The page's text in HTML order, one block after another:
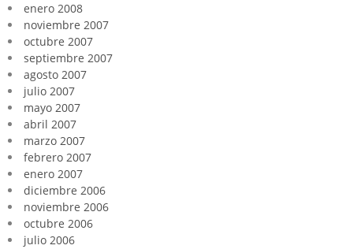
enero 2008
noviembre 2007
octubre 2007
septiembre 2007
agosto 2007
julio 2007
mayo 2007
abril 2007
marzo 2007
febrero 2007
enero 2007
diciembre 2006
noviembre 2006
octubre 2006
julio 2006